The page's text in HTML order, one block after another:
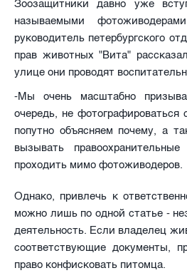
Зоозащитники давно уже
называемыми
руководитель петербургского
прав животных "Вита"
улице они проводят
-Мы очень масштабно
очередь, не
попутно объясняем почему, а
вызывать
проходить мимо фотоживодеров.
Однако, привлечь к
можно лишь по одной статье -
деятельность. Если владелец
соответствующие документы,
право конфисковать питомца.